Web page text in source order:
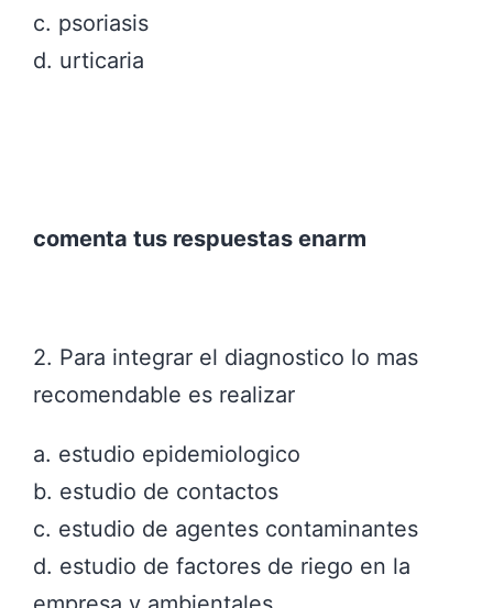
c. psoriasis
d. urticaria
comenta tus respuestas enarm
2. Para integrar el diagnostico lo mas
recomendable es realizar
a. estudio epidemiologico
b. estudio de contactos
c. estudio de agentes contaminantes
d. estudio de factores de riego en la